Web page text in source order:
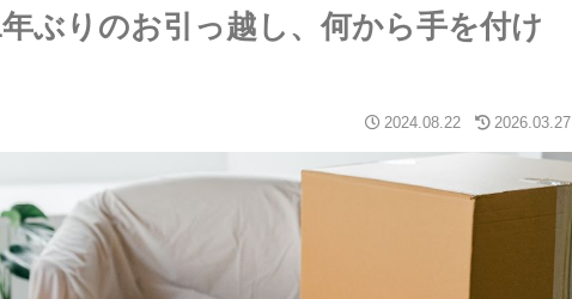
ぶりのお引っ越し、何から手を付け
2024.08.22 2026.03.27